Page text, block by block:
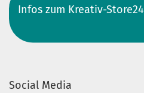
Infos zum Kreativ-Store24
Social Media